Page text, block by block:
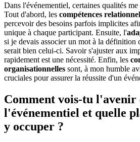
Dans l'événementiel, certaines qualités
Tout d'abord, les compétences
percevoir des besoins parfois implicites
unique à chaque participant. Ensuite, l'
si je devais associer un mot à la définition
serait bien celui-ci. Savoir s'ajuster aux
rapidement est une nécessité. Enfin, les
organisationnelles sont, à mon humble
cruciales pour assurer la réussite d'un
Comment vois-tu l'avenir
l'événementiel et quelle
y occuper ?